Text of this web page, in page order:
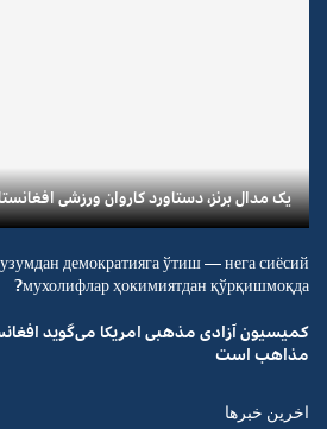
یک مدال برنز، دستاورد کاروان ورزشی افغانستان در
демократияга ўтиш — нега сиёсий
мухолифлар ҳокимиятдан қўрқишмоқда?
کمیسیون آزادی مذهبی امریکا می‌گوید
مذاهب است
اخرین خبرها